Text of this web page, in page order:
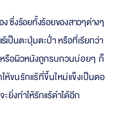
ง ซึ่งร้อยทั้งร้อยของสาวๆต่างๆ
เป็นตะปุ่มตะป่ำ หรือที่เรียกว่า
รือผิวหนังถูกรบกวนบ่อยๆ ก็
ห้ขนรักแร้ที่ขึ้นใหม่แข็งเป็นตอ
ะยิ่งทำให้รักแร้ดำได้อีก